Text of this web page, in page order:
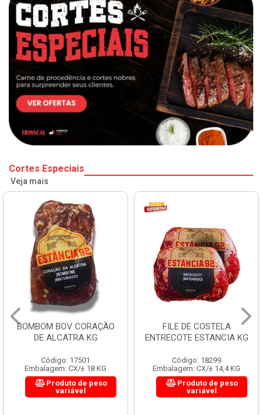
Cortes Especiais
Veja mais
BOMBOM BOV CORAÇÃO
DE ALCATRA KG
Código: 17501
Embalagem: CX/± 18 KG
Produto de peso
variável
FILE DE COSTELA
ENTRECOTE ESTANCIA KG
Código: 18299
Embalagem: CX/± 14,4 KG
Produto de peso
variável